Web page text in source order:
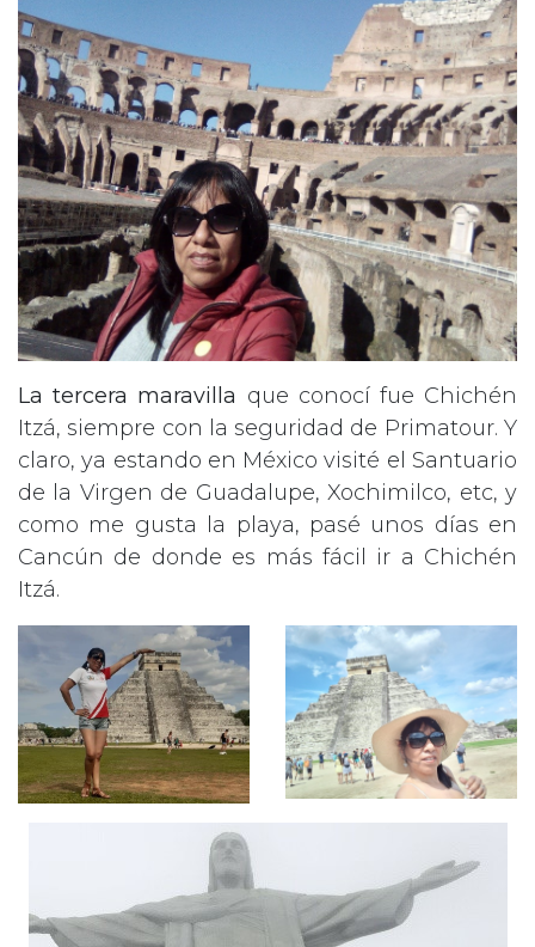
La tercera maravilla que conocí fue Chichén
Itzá, siempre con la seguridad de Primatour. Y
claro, ya estando en México visité el Santuario
de la Virgen de Guadalupe, Xochimilco, etc, y
como me gusta la playa, pasé unos días en
Cancún de donde es más fácil ir a Chichén
Itzá.